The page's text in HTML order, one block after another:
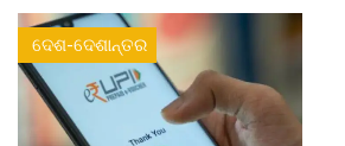
ଦେଶ-ଦେଶାନ୍ତର